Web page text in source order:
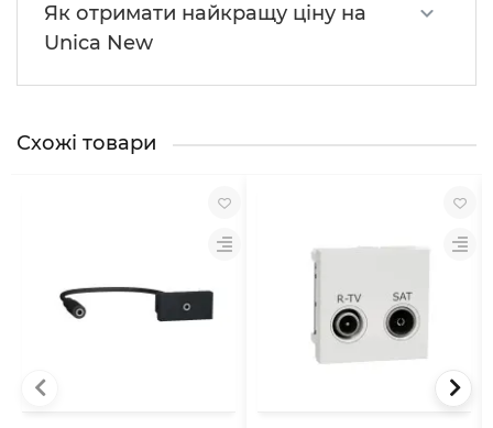
Як отримати найкращу ціну на
Unica New
Схожі товари